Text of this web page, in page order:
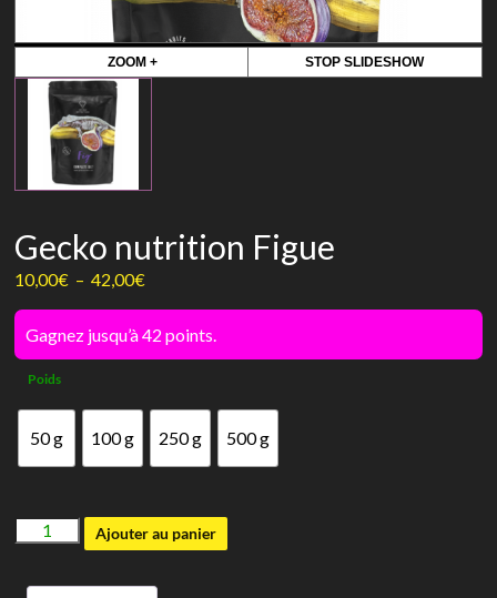
ZOOM + STOP SLIDESHOW
Gecko nutrition Figue
10,00€ – 42,00€
prix :
10,00€
42,00€
Gagnez jusqu’à 42 points.
Poids
50 g 100 g 250 g 500 g
quantité
Gecko
Ajouter au panier